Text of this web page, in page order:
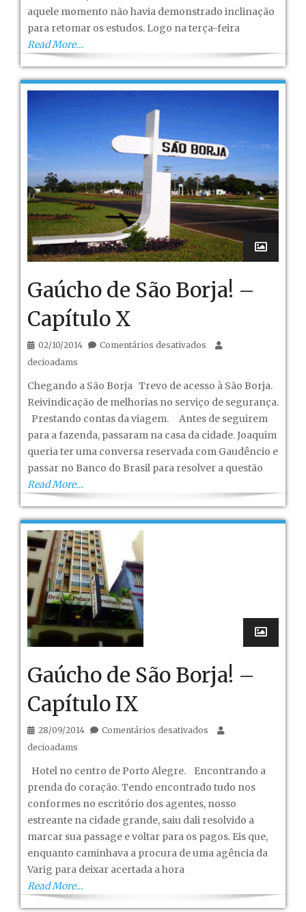
aquele momento não havia demonstrado inclinação
para retomar os estudos. Logo na terça-feira
Read More…
Gaúcho de São Borja! –
Capítulo X
02/10/2014 Comentários desativados em
Capítulo
decioadams
Chegando a São Borja Trevo de acesso à São Borja.
Reivindicação de melhorias no serviço de segurança.
Prestando contas da viagem. Antes de seguirem
para a fazenda, passaram na casa da cidade. Joaquim
queria ter uma conversa reservada com Gaudêncio e
passar no Banco do Brasil para resolver a questão
Read More…
Gaúcho de São Borja! –
Capítulo IX
28/09/2014 Comentários desativados em
IX
decioadams
Hotel no centro de Porto Alegre. Encontrando a
prenda do coração. Tendo encontrado tudo nos
conformes no escritório dos agentes, nosso
estreante na cidade grande, saiu dali resolvido a
marcar sua passage e voltar para os pagos. Eis que,
enquanto caminhava a procura de uma agência da
Varig para deixar acertada a hora
Read More…